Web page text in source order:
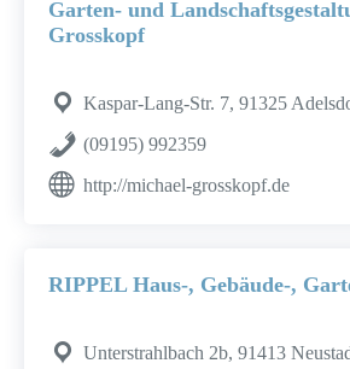
Garten- und
Grosskopf
Kaspar-Lang-Str. 7, 91325
(09195) 992359
http://michael-grosskopf.de
RIPPEL Haus-, Gebäude-,
Unterstrahlbach 2b, 91413